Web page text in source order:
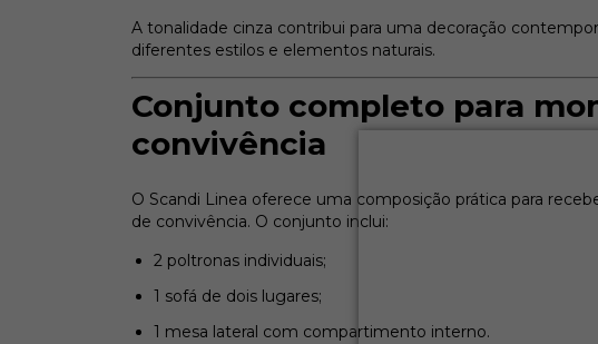
A tonalidade cinza contribui para uma decoração
diferentes estilos e elementos naturais.
Conjunto completo para
convivência
O Scandi Linea oferece uma composição prática para
de convivência. O conjunto inclui:
2 poltronas individuais;
1 sofá de dois lugares;
1 mesa lateral com compartimento interno.